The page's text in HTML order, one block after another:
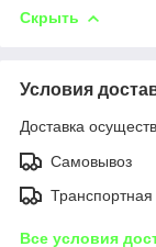
Скрыть
Условия
Доставка
Самовывоз
Все условия